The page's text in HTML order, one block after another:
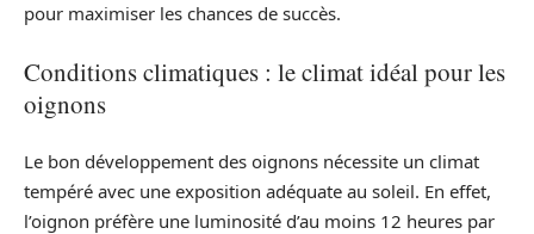
pour maximiser les chances de succès.
Conditions climatiques : le climat idéal pour les
oignons
Le bon développement des oignons nécessite un climat
tempéré avec une exposition adéquate au soleil. En effet,
l’oignon préfère une luminosité d’au moins 12 heures par